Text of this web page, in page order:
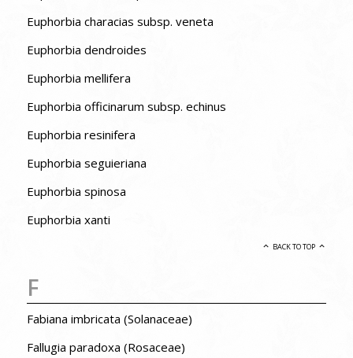
Euphorbia characias subsp. veneta
Euphorbia dendroides
Euphorbia mellifera
Euphorbia officinarum subsp. echinus
Euphorbia resinifera
Euphorbia seguieriana
Euphorbia spinosa
Euphorbia xanti
BACK TO TOP
F
Fabiana imbricata (Solanaceae)
Fallugia paradoxa (Rosaceae)